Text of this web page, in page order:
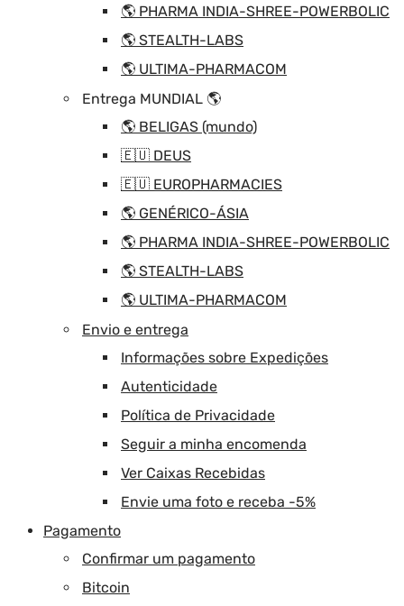
🌎 PHARMA INDIA-SHREE-POWERBOLIC
🌎 STEALTH-LABS
🌎 ULTIMA-PHARMACOM
Entrega MUNDIAL 🌎
🌎 BELIGAS (mundo)
🇪🇺 DEUS
🇪🇺 EUROPHARMACIES
🌎 GENÉRICO-ÁSIA
🌎 PHARMA INDIA-SHREE-POWERBOLIC
🌎 STEALTH-LABS
🌎 ULTIMA-PHARMACOM
Envio e entrega
Informações sobre Expedições
Autenticidade
Política de Privacidade
Seguir a minha encomenda
Ver Caixas Recebidas
Envie uma foto e receba -5%
Pagamento
Confirmar um pagamento
Bitcoin